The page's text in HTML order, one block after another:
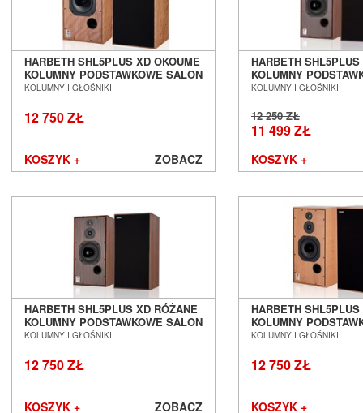
Quist Cable
Raidho Acoustics
Real Cable
Rega
Rekkord Audio
Revel
Roksan
Ruark Audio
Shunyata Research
Silent Angel
Siltech
Skullcandy
S.M.S.L
HARBETH SHL5PLUS XD OKOUME
KOLUMNY PODSTAWKOWE SALON
POZNAŃ WROCŁAW
KOLUMNY I GŁOŚNIKI
12 750 ZŁ
KOSZYK + ZOBACZ
HARBETH
KOLUMNY
POZNAŃ WROCŁAW
KOLUMNY I GŁOŚNIKI
12 250 ZŁ
11 499 ZŁ
KOSZYK +
HARBETH SHL5PLUS XD RÓŻANE
KOLUMNY PODSTAWKOWE SALON
POZNAŃ WROCŁAW
KOLUMNY I GŁOŚNIKI
12 750 ZŁ
KOSZYK + ZOBACZ
HARBETH
KOLUMNY
POZNAŃ WROCŁAW
KOLUMNY I GŁOŚNIKI
12 750 ZŁ
KOSZYK +